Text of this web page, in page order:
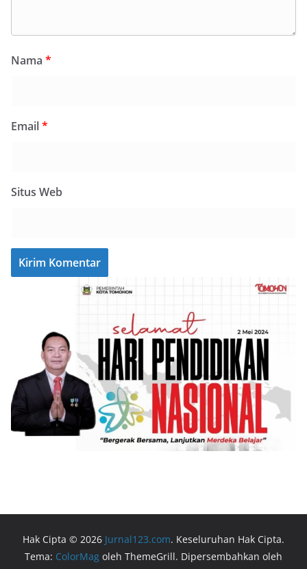
Nama *
Email*
Situs Web
Hak Cipta © 2026 Jurnal123.com. Keseluruhan Hak Cipta.
Tema: ColorMag oleh ThemeGrill. Dipersembahkan oleh